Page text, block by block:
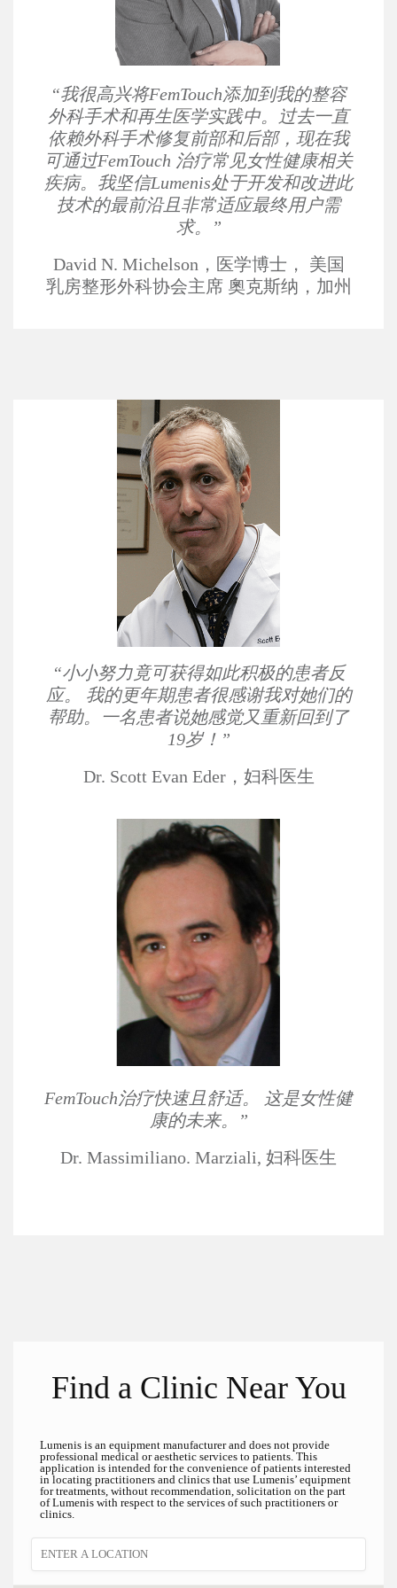
“我很高兴将FemTouch添加到我的整容
外科手术和再生医学实践中。过去一直
依赖外科手术修复前部和后部，现在我
可通过FemTouch 治疗常见女性健康相关
疾病。我坚信Lumenis处于开发和改进此
技术的最前沿且非常适应最终用户需
求。”
David N. Michelson，医学博士，
美国
乳房整形外科协会主席 奧克斯纳，加州
“小小努力竟可获得如此积极的患者反
应。
我的更年期患者很感谢我对她们的
帮助。一名患者说她感觉又重新回到了
19岁！”
Dr. Scott Evan Eder，妇科医生
FemTouch治疗快速且舒适。
这是女性健
康的未来。”
Dr. Massimiliano. Marziali, 妇科医生